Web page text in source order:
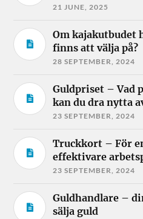
21 JUNE, 2025
Om kajakutbudet
finns att välja på?
28 SEPTEMBER, 2024
Guldpriset – Vad
kan du dra nytta
23 SEPTEMBER, 2024
Truckkort – För
effektivare
23 SEPTEMBER, 2024
Guldhandlare –
sälja guld